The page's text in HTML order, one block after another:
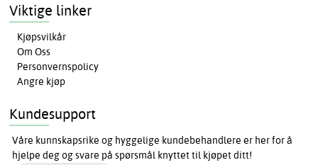
Viktige linker
Kjøpsvilkår
Om Oss
Personvernspolicy
Angre kjøp
Kundesupport
Våre kunnskapsrike og hyggelige kundebehandlere er her for å
hjelpe deg og svare på spørsmål knyttet til kjøpet ditt!